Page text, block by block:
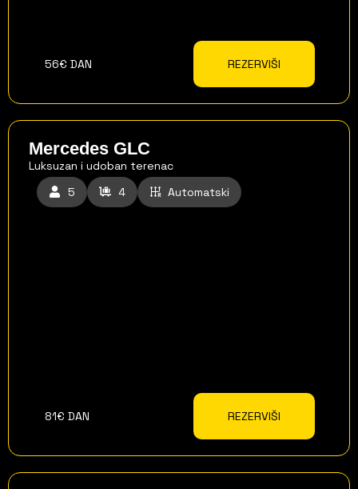
56€ DAN REZERVIŠI
Mercedes GLC
Luksuzan i udoban terenac
5
4 Automatski
81€ DAN REZERVIŠI